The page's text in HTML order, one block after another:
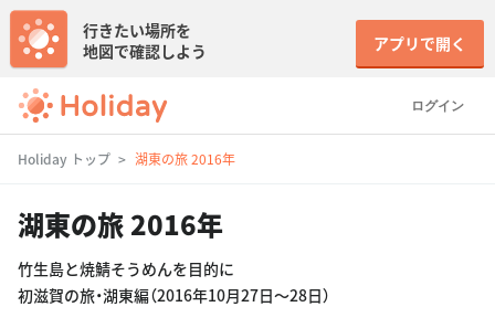
ログイン
行きたい場所を
地図で確認しよう
アプリで開く
Holiday トップ 湖東の旅 2016年
湖東の旅 2016年
竹生島と焼鯖そうめんを目的に
初滋賀の旅・湖東編（2016年10月27日〜28日）